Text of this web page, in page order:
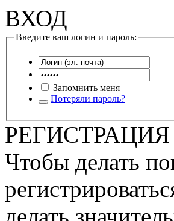
ВХОД
Введите ваш логин и пароль:
Запомнить меня
Потеряли пароль?
РЕГИСТРАЦИЯ
Чтобы делать
делать